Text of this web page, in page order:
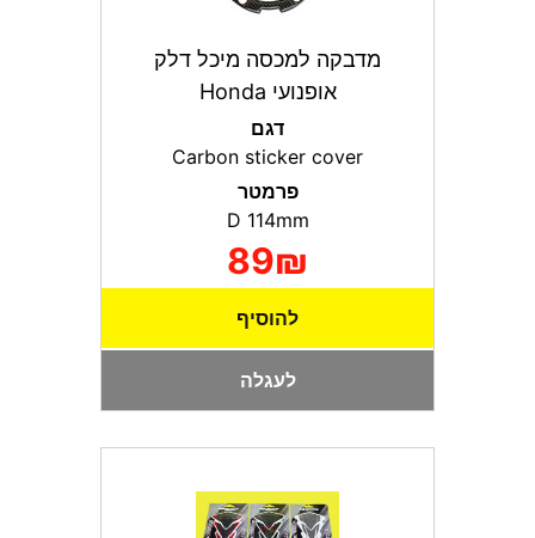
מדבקה למכסה מיכל דלק
אופנועי Honda
דגם
Carbon sticker cover
פרמטר
89₪
להוסיף
לעגלה